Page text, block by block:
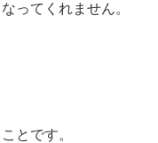
ってくれません。
とです。